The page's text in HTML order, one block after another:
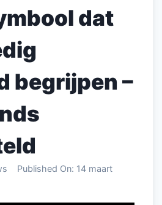
dat
begrijpen –
Published On: 14 maart